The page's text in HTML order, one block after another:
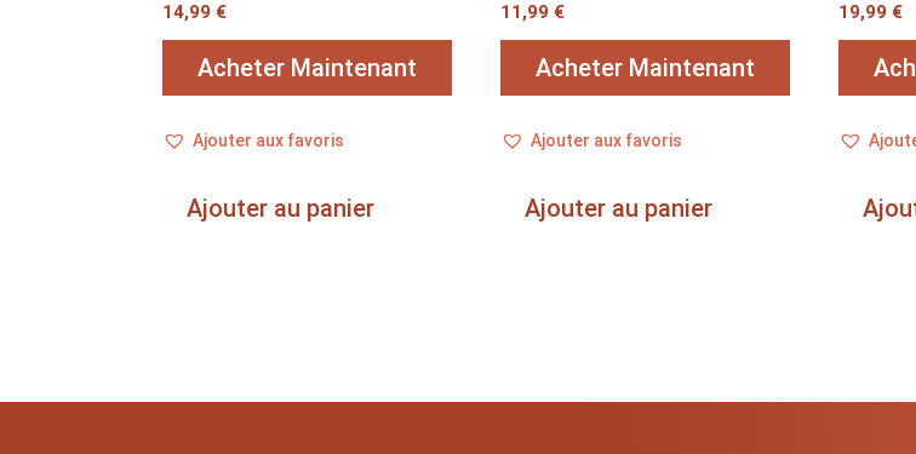
14,99 €
Acheter Maintenant
Ajouter aux favoris
Ajouter au panier
11,99 €
Acheter Maintenant
Ajouter aux favoris
Ajouter au panier
19,99 €